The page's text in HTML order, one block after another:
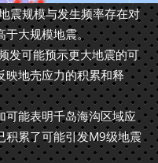
震规模与发生频率存在对
于大规模地震。
发可能预示更大地震的可
映地壳应力的积累和释
可能表明千岛海沟区域应
积累了可能引发M9级地震